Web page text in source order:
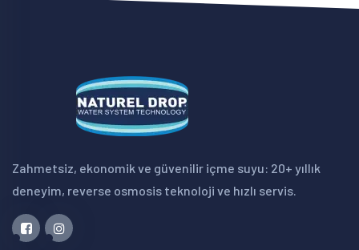
Zahmetsiz, ekonomik ve güvenilir içme suyu: 20+ yıllık
deneyim, reverse osmosis teknoloji ve hızlı servis.